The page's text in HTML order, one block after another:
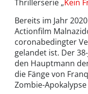
Thrillerserie „Kein
Bereits im Jahr
Actionfilm
coronabedingter
gelandet ist. Der
den Hauptmann
die Fänge von
Zombie-